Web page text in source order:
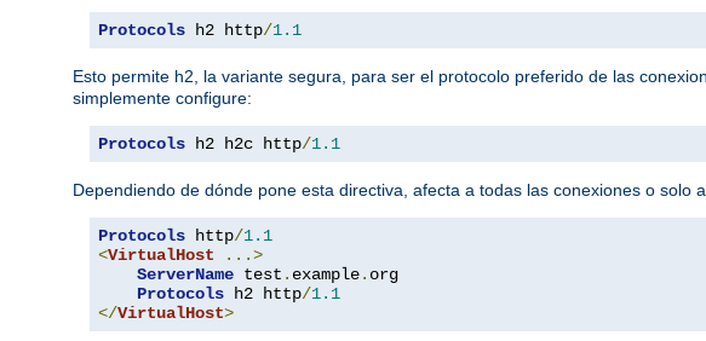
Protocols h2 http/1.1
Esto permite h2, la variante segura, para ser el protocolo preferido de las
simplemente configure:
Protocols h2 h2c http/1.1
Dependiendo de dónde pone esta directiva, afecta a todas las conexiones o solo
Protocols http/1.1
<VirtualHost
...>
ServerName test . example. org
Protocols h2 http/1.1
</VirtualHost>